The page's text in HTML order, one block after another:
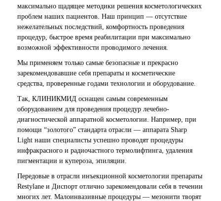
максимально щадящее методики решения косметологических
проблем наших пациентов. Наш принцип — отсутствие
нежелательных последствий, комфортность проведения
процедур, быстрое время реабилитации при максимально
возможной эффективности проводимого лечения.
Мы применяем только самые безопасные и прекрасно
зарекомендовавшие себя препараты и косметические
средства, проверенные годами технологии и оборудование.
Так, КЛИНИКМИД оснащен самым современным
оборудованием для проведения процедур лечебно-
диагностической аппаратной косметологии. Например, при
помощи “золотого” стандарта отрасли — аппарата Sharp
Light наши специалисты успешно проводят процедуры
инфракрасного и радиочастного термолифтинга, удаления
пигментации и купероза, эпиляции.
Передовые в отрасли инъекционной косметологии препараты
Restylane и Диспорт отлично зарекомендовали себя в течении
многих лет. Малоинвазивные процедуры — мезонити творят